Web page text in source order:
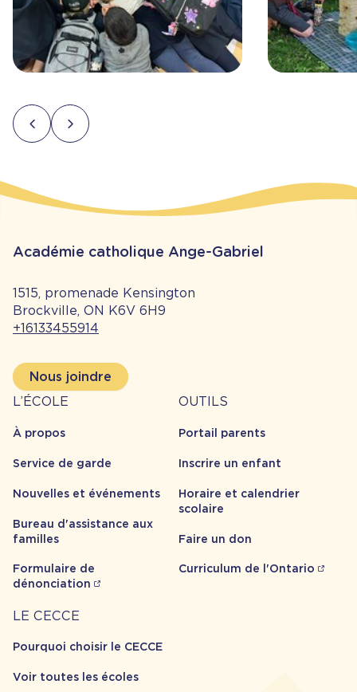
Académie catholique Ange-Gabriel
1515, promenade Kensington
Brockville, ON K6V 6H9
+16133455914
Nous joindre
À
propos
L’ÉCOLE
À propos
Service de garde
Nouvelles et événements
Bureau d'assistance aux
familles
Formulaire de
dénonciation
Outils
OUTILS
Portail parents
Inscrire un enfant
Horaire et calendrier
scolaire
Faire un don
Curriculum de l'Ontario
Carrière
LE CECCE
Pourquoi choisir le CECCE
Voir toutes les écoles